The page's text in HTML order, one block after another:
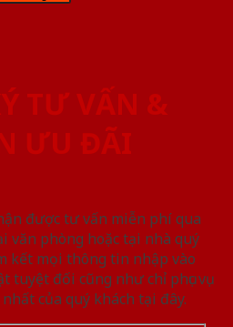
TƯ VẤN &
ƯU ĐÃI
được tư vấn miễn phí qua
văn phòng hoặc tại nhà quý
kết mọi thông tin nhập vào
đối cũng như chỉ phục vụ
của quý khách tại đây.